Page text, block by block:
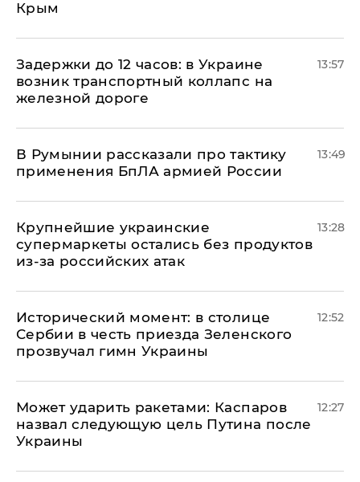
Крым
Задержки до 12 часов: в Украине
возник транспортный коллапс на
железной дороге
13:57
В Румынии рассказали про тактику
применения БпЛА армией России
13:49
Крупнейшие украинские
супермаркеты остались без продуктов
из-за российских атак
13:28
Исторический момент: в столице
Сербии в честь приезда Зеленского
прозвучал гимн Украины
12:52
Может ударить ракетами: Каспаров
назвал следующую цель Путина после
Украины
12:27